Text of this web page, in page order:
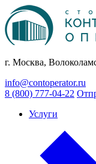
г. Москва,
info@contoperator.ru
8 (800) 777-04-22
Услуги